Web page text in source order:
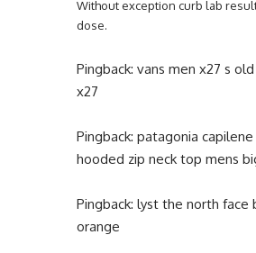
Without exception curb lab
dose.
Pingback: vans men x27 s
x27
Pingback: patagonia
hooded zip neck top mens
Pingback: lyst the north face
orange